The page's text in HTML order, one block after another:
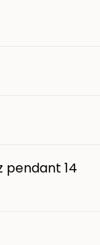
pendant 14